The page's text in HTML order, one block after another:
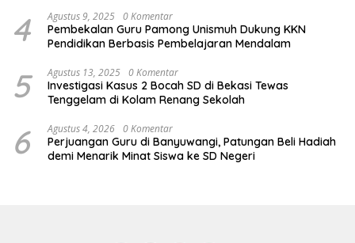
4 Agustus 9, 2025 0 Komentar
Pembekalan Guru Pamong Unismuh Dukung KKN
Pendidikan Berbasis Pembelajaran Mendalam
5 Agustus 13, 2025 0 Komentar
Investigasi Kasus 2 Bocah SD di Bekasi Tewas
Tenggelam di Kolam Renang Sekolah
6 Agustus 4, 2026 0 Komentar
Perjuangan Guru di Banyuwangi, Patungan Beli Hadiah
demi Menarik Minat Siswa ke SD Negeri